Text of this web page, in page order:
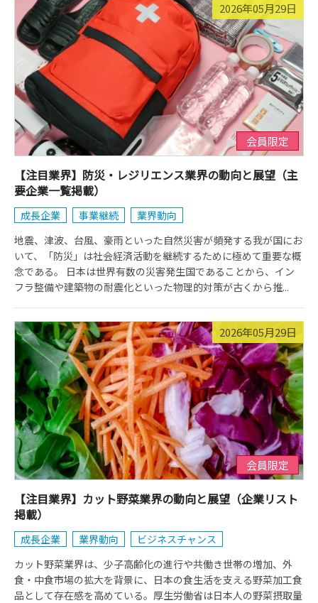
2026年05月29日
会員限定
【注目業界】防災・レジリエンス業界の動向と展望（主
要企業一覧掲載）
成長企業 事業継続
業界動向
地震、津波、台風、豪雨といった自然災害が頻発する我が国にお
いて、「防災」は社会経済活動を継続するために極めて重要な概
念である。 日本は世界有数の災害発生国であることから、イン
フラ整備や建築物の耐震化といった物理的対策が古くから推...
2026年05月29日
会員限定
【注目業界】カット野菜業界の動向と展望（企業リスト
掲載）
成長企業 業界動向
ビジネスチャンス
カット野菜業界は、少子高齢化の進行や共働き世帯の増加、外
食・中食市場の拡大を背景に、日本の食生活を支える野菜加工食
品として存在感を高めている。厚生労働省は日本人の野菜摂取量